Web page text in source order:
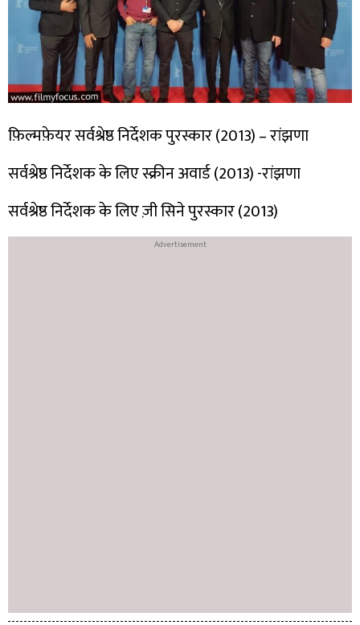
फ़िल्मफ़ेयर सर्वश्रेष्ठ निर्देशक पुरस्कार (2013) – रांझणा
सर्वश्रेष्ठ निर्देशक के लिए स्क्रीन अवार्ड (2013) -रांझणा
सर्वश्रेष्ठ निर्देशक के लिए ज़ी सिने पुरस्कार (2013)